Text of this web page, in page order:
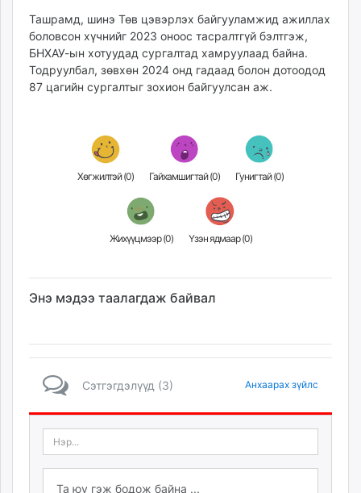
paparazzi.mn
unread.today
Ташрамд, шинэ Төв цэвэрлэх байгууламжид ажиллах
боловсон хүчнийг 2023 оноос тасралтгүй бэлтгэж,
БНХАУ-ын хотуудад сургалтад хамруулаад байна.
Тодруулбал, зөвхөн 2024 онд гадаад болон дотоодод
87 цагийн сургалтыг зохион байгуулсан аж.
Хөгжилтэй (0) Гайхамшигтай (0) Гунигтай (0)
Жихүүцмээр (0) Үзэн ядмаар (0)
Энэ мэдээ таалагдаж байвал
Сэтгэгдэлүүд (3) Анхаарах зүйлс